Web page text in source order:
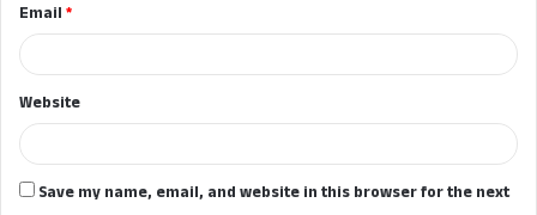
Email*
Website
Save my name, email, and website in this browser for the next